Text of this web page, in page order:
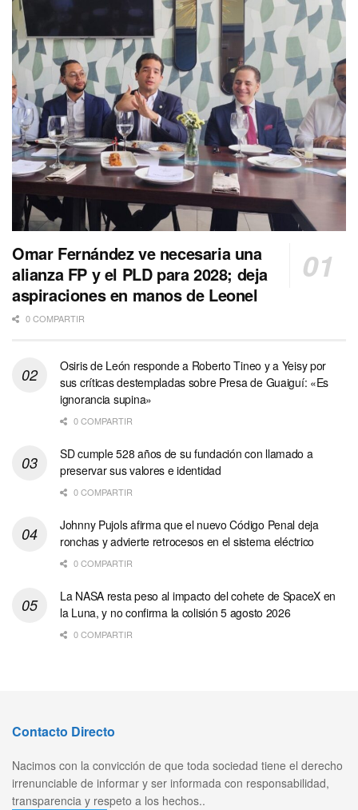
Omar Fernández ve necesaria una
alianza FP y el PLD para 2028; deja
aspiraciones en manos de Leonel
0 COMPARTIR
Osiris de León responde a Roberto Tineo y a Yeisy por
sus críticas destempladas sobre Presa de Guaiguí: «Es
ignorancia supina»
0 COMPARTIR
SD cumple 528 años de su fundación con llamado a
preservar sus valores e identidad
0 COMPARTIR
Johnny Pujols afirma que el nuevo Código Penal deja
ronchas y advierte retrocesos en el sistema eléctrico
0 COMPARTIR
La NASA resta peso al impacto del cohete de SpaceX en
la Luna, y no confirma la colisión 5 agosto 2026
0 COMPARTIR
Contacto Directo
Nacimos con la convicción de que toda sociedad tiene el derecho
irrenunciable de informar y ser informada con responsabilidad,
transparencia y respeto a los hechos..